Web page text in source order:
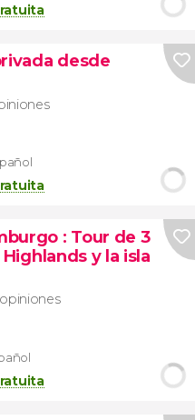
desde
: Tour de 3
y la isla
opiniones